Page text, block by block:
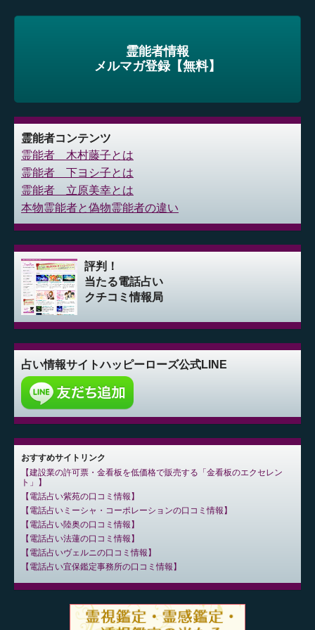
霊能者情報
メルマガ登録【無料】
霊能者コンテンツ
霊能者 木村藤子とは
霊能者 下ヨシ子とは
霊能者 立原美幸とは
本物霊能者と偽物霊能者の違い
評判！
当たる電話占い
クチコミ情報局
占い情報サイトハッピーローズ公式LINE
おすすめサイトリンク
建設業の許可票・金看板を低価格で販売する「金看板のエクセレン
ト」
電話占い紫苑の口コミ情報
電話占いミーシャ・コーポレーションの口コミ情報
電話占い陸奥の口コミ情報
電話占い法蓮の口コミ情報
電話占いヴェルニの口コミ情報
電話占い宜保鑑定事務所の口コミ情報